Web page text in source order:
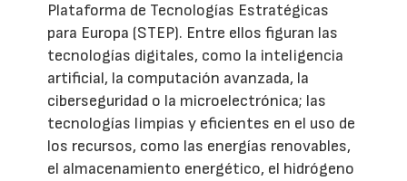
Plataforma de Tecnologías Estratégicas
para Europa (STEP). Entre ellos figuran las
tecnologías digitales, como la inteligencia
artificial, la computación avanzada, la
ciberseguridad o la microelectrónica; las
tecnologías limpias y eficientes en el uso de
los recursos, como las energías renovables,
el almacenamiento energético, el hidrógeno